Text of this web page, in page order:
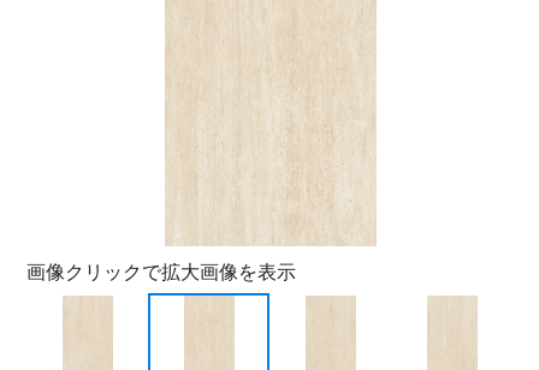
画像クリックで拡大画像を表示